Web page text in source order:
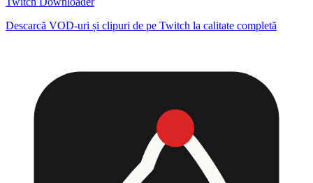
Descarcă VOD-uri și clipuri de pe Twitch la calitate completă